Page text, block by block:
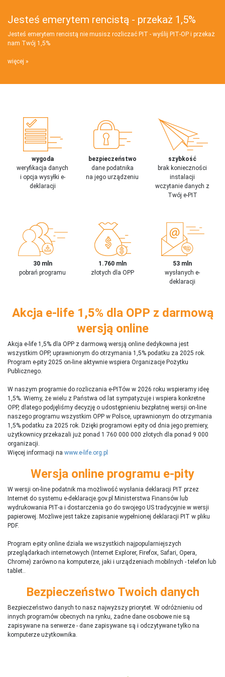
Jesteś emerytem rencistą - przekaż 1,5%
Jesteś emerytem rencistą nie musisz rozliczać PIT - wyślij PIT‑OP i przekaż
nam Twój 1,5%
więcej
wygoda
weryfikacja danych
i opcja wysyłki e-
deklaracji
bezpieczeństwo
dane podatnika
na jego urządzeniu
szybkość
brak konieczności
instalacji
wczytanie danych z
Twój e-PIT
30 mln
pobrań programu
1.760 mln
złotych dla OPP
53 mln
wysłanych e-
deklaracji
Akcja e-life 1,5% dla OPP z darmową
wersją online
Akcja e-life 1,5% dla OPP z darmową wersją online dedykowna jest
wszystkim OPP, uprawnionym do otrzymania 1,5% podatku za 2025 rok.
Program e-pity 2025 on-line aktywnie wspiera Organizacje Pożytku
Publicznego.
W naszym programie do rozliczania e-PITów w 2026 roku wspieramy ideę
1,5%. Wiemy, że wielu z Państwa od lat sympatyzuje i wspiera konkretne
OPP, dlatego podjęliśmy decyzję o udostępnieniu bezpłatnej wersji on-line
naszego programu wszystkim OPP w Polsce, uprawnionym do otrzymania
1,5% podatku za 2025 rok. Dzięki programowi e-pity od dnia jego premiery,
użytkownicy przekazali już ponad 1 760 000 000 złotych dla ponad 9 000
organizacji.
Więcej informacji na www.e-life.org.pl
Wersja online programu e-pity
W wersji on-line podatnik ma możliwość wysłania deklaracji PIT przez
Internet do systemu e-deklaracje.gov.pl Ministerstwa Finansów lub
wydrukowania PIT-a i dostarczenia go do swojego US tradycyjnie w wersji
papierowej. Możliwe jest także zapisanie wypełnionej deklaracji PIT w pliku
PDF.
Program e-pity online działa we wszystkich najpopularniejszych
przeglądarkach internetowych (Internet Explorer, Firefox, Safari, Opera,
Chrome) zarówno na komputerze, jaki i urządzeniach mobilnych - telefon lub
tablet..
Bezpieczeństwo Twoich danych
Bezpieczeństwo danych to nasz najwyższy priorytet. W odróżnieniu od
innych programów obecnych na rynku, żadne dane osobowe nie są
zapisywane na serwerze - dane zapisywane są i odczytywane tylko na
komputerze użytkownika.